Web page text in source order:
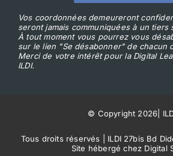
Vos coordonnées demeureront
seront jamais communiquées à un tiers
À tout moment vous pourrez vous
sur le lien "Se désabonner" de chacun
Merci de votre intérêt pour la Digital
ILDI.
© Copyright 2026
Tous droits réservés | ILDI 27bis Bd
Site hébergé chez Digital